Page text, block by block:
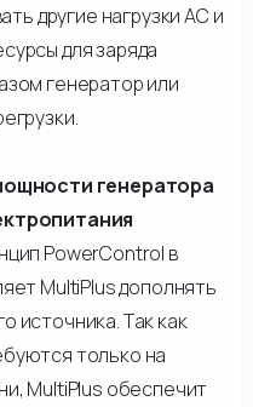
другие нагрузки AC и
для заряда
генератор или
генератора
PowerControl в
MultiPlus дополнять
источника. Так как
только на
MultiPlus обеспечит